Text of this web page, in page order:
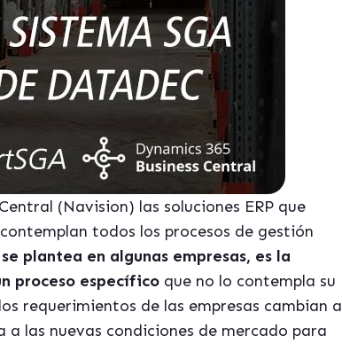
(Navision) las soluciones ERP que
todos los procesos de gestión
plantea en algunas empresas, es la
proceso específico que no lo contempla su
requerimientos de las empresas cambian a
las nuevas condiciones de mercado para